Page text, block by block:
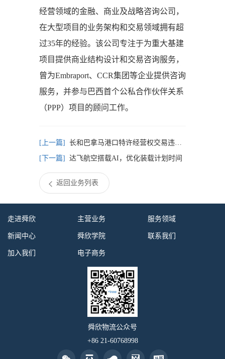
经营领域的金融、商业及战略咨询公司，
在大型项目的业务架构和交易领域拥有超
过35年的经验。该公司专注于为重大基建
项目提供商业结构设计和交易咨询服务，
曾为Embraport、CCR集团等企业提供咨询
服务，并参与巴西首个公私合作伙伴关系
（PPP）项目的顾问工作。
长和巴拿马港口特许经营权交易违规？长和子公司发声
达飞航空搭载AI，优化装载计划时间
返回业务列表
走进舜欣 主营业务 服务领域
新闻中心 舜欣学院 联系我们
加入我们 电子商务
舜欣物流公众号
+86 21-60768998